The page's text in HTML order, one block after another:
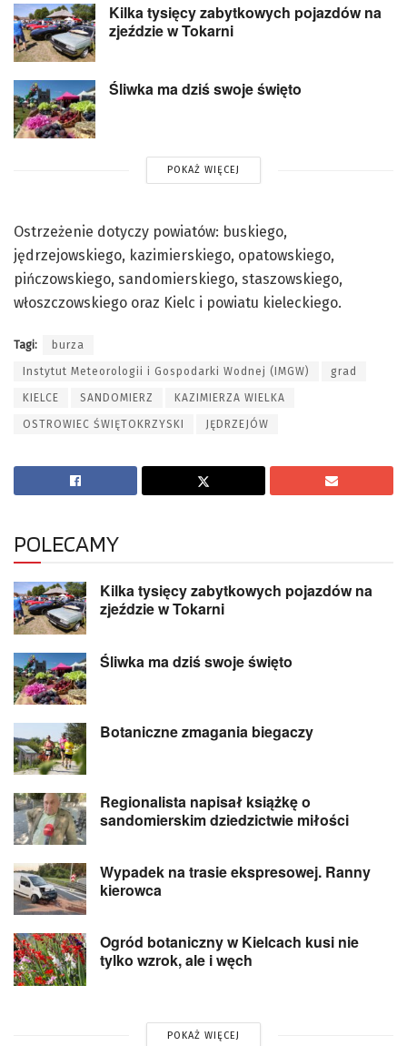
Kilka tysięcy zabytkowych pojazdów na
zjeździe w Tokarni
Śliwka ma dziś swoje święto
POKAŻ WIĘCEJ
Ostrzeżenie dotyczy powiatów: buskiego,
jędrzejowskiego, kazimierskiego, opatowskiego,
pińczowskiego, sandomierskiego, staszowskiego,
włoszczowskiego oraz Kielc i powiatu kieleckiego.
Tagi: burza
Instytut Meteorologii i Gospodarki Wodnej (IMGW) grad
KIELCE SANDOMIERZ KAZIMIERZA WIELKA
OSTROWIEC ŚWIĘTOKRZYSKI JĘDRZEJÓW
POLECAMY
Kilka tysięcy zabytkowych pojazdów na
zjeździe w Tokarni
Śliwka ma dziś swoje święto
Botaniczne zmagania biegaczy
Regionalista napisał książkę o
sandomierskim dziedzictwie miłości
Wypadek na trasie ekspresowej. Ranny
kierowca
Ogród botaniczny w Kielcach kusi nie
tylko wzrok, ale i węch
POKAŻ WIĘCEJ